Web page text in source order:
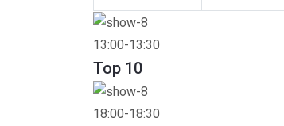
13:00-13:30
Top 10
18:00-18:30